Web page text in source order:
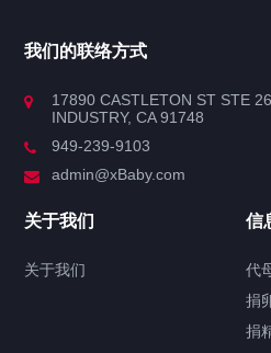
我们的联络方式
17890 CASTLETON ST STE
INDUSTRY, CA 91748
949-239-9103
admin@xBaby.com
关于我们
关于我们
信
代
捐
捐